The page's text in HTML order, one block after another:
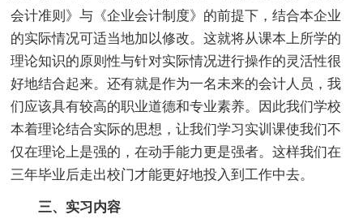
会计准则》与《企业会计制度》的前提下，结合本企业
的实际情况可适当地加以修改。这就将从课本上所学的
理论知识的原则性与针对实际情况进行操作的灵活性很
好地结合起来。还有就是作为一名未来的会计人员，我
们应该具有较高的职业道德和专业素养。因此我们学校
本着理论结合实际的思想，让我们学习实训课使我们不
仅在理论上是强的，在动手能力更是强者。这样我们在
三年毕业后走出校门才能更好地投入到工作中去。
三、实习内容